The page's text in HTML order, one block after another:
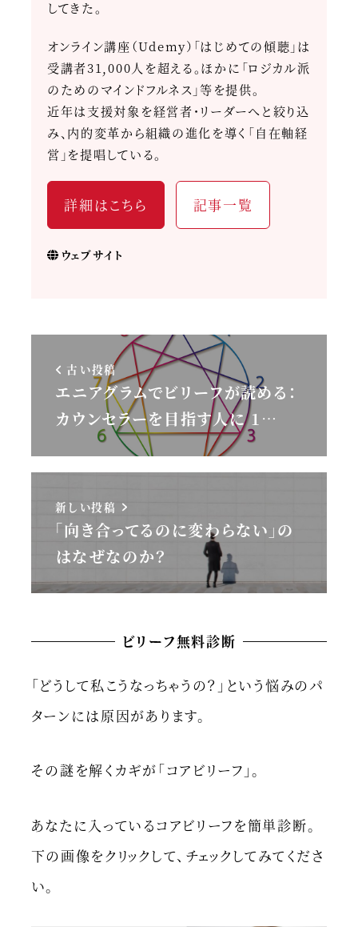
してきた。
オンライン講座（Udemy）「はじめての傾聴」は
受講者31,000人を超える。ほかに「ロジカル派
のためのマインドフルネス」等を提供。
近年は支援対象を経営者・リーダーへと絞り込
み、内的変革から組織の進化を導く「自在軸経
営」を提唱している。
詳細はこちら 記事一覧
ウェブサイト
古い投稿
エニアグラムでビリーフが読める：
カウンセラーを目指す人に 1…
新しい投稿
「向き合ってるのに変わらない」の
はなぜなのか？
ビリーフ無料診断
「どうして私こうなっちゃうの？」という悩みのパ
ターンには原因があります。
その謎を解くカギが「コアビリーフ」。
あなたに入っているコアビリーフを簡単診断。
下の画像をクリックして、チェックしてみてくださ
い。